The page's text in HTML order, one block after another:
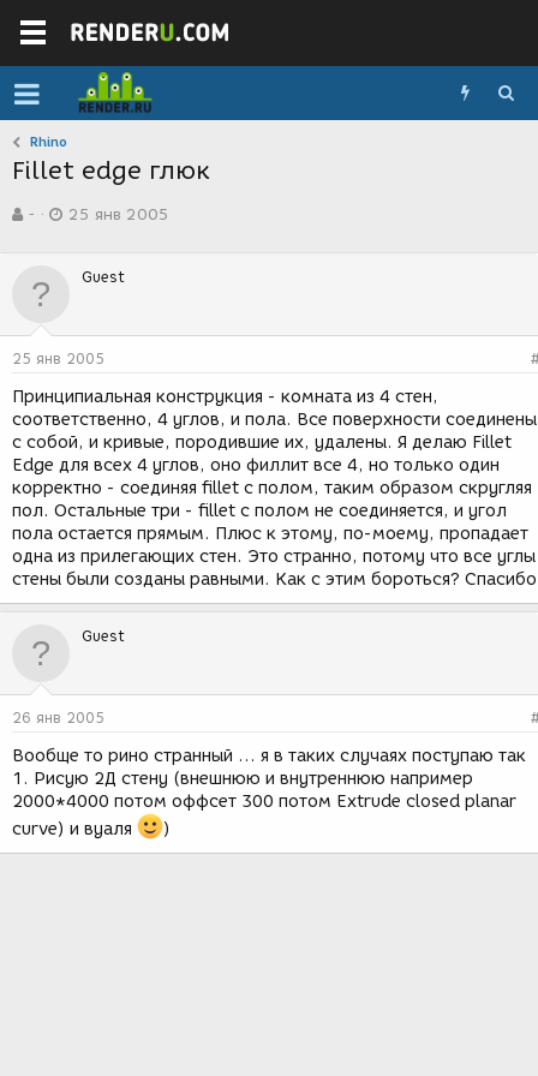
Rhino
Fillet edge глюк
в
р
м
-
а
д
н
и
я
25 янв 2005
Guest
25 янв 2005
Принципиальная конструкция - комната из 4 стен,
соответственно, 4 углов, и пола. Все поверхности соединены
с собой, и кривые, породившие их, удалены. Я делаю Fillet
Edge для всех 4 углов, оно филлит все 4, но только один
корректно - соединяя fillet с полом, таким образом скругляя
пол. Остальные три - fillet с полом не соединяется, и угол
пола остается прямым. Плюс к этому, по-моему, пропадает
одна из прилегающих стен. Это странно, потому что все
стены были созданы равными. Как с этим бороться?
Guest
26 янв 2005
Вообще то рино странный ... я в таких случаях поступаю так
1. Рисую 2Д стену (внешнюю и внутреннюю например
2000*4000 потом оффсет 300 потом Extrude closed planar
curve) и вуаля
)